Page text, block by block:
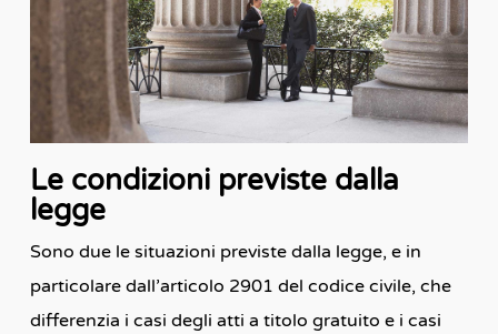
Le condizioni previste dalla
legge
Sono due le situazioni previste dalla legge, e in
particolare dall’articolo 2901 del codice civile, che
differenzia i casi degli atti a titolo gratuito e i casi